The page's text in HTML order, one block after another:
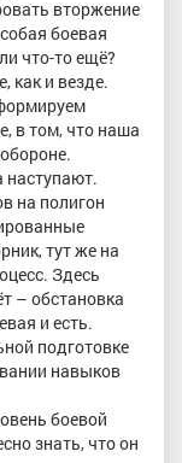
вторжение
боевая
что-то ещё?
как и везде.
в том, что наша
на полигон
тут же на
Здесь
– обстановка
и есть.
подготовке
навыков
боевой
знать, что он